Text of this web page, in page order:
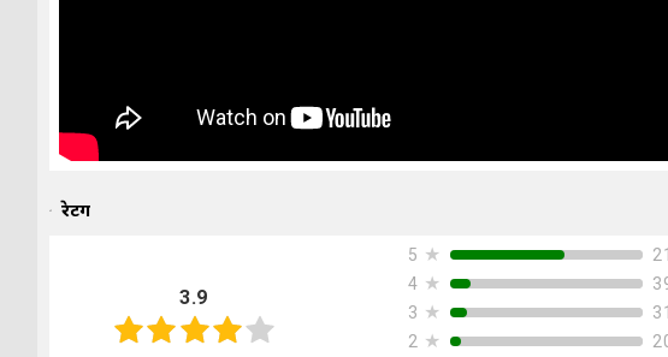
रेटिंग
3.9
5 ★
4 ★
3 ★
31
2 ★